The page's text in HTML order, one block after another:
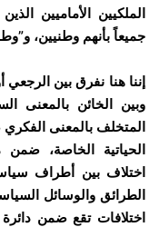
الملكيين الأماميين
جميعاً بأنهم وطنيين،
إننا هنا نفرق بين
وبين الخائن بالمعنى
المتخلف بالمعنى
الحياتية الخاصة،
اختلاف بين أطراف
الطرائق والوسائل
اختلافات تقع ضمن دائرة